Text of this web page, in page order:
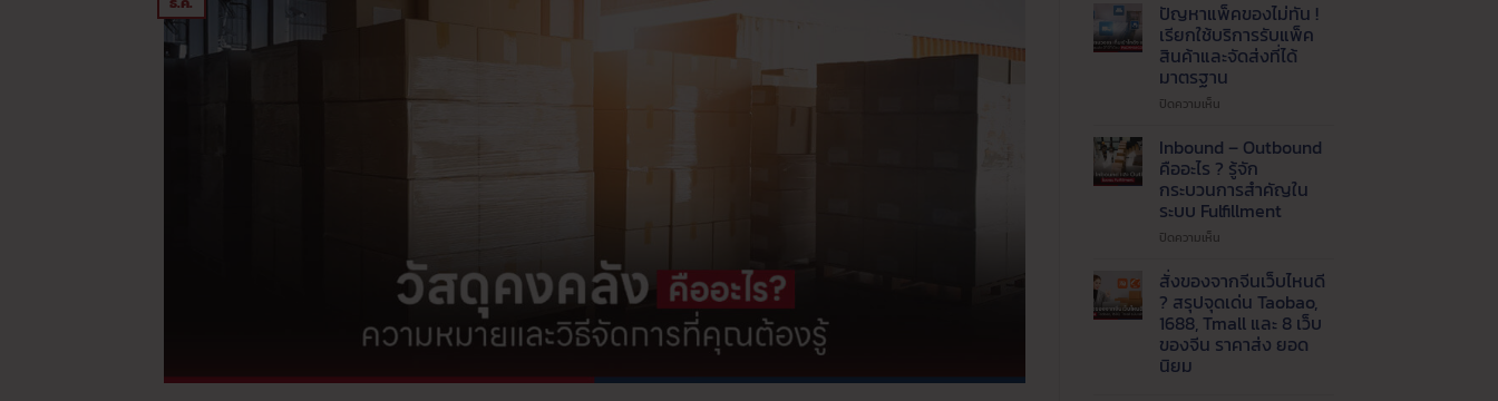
ปัญหาแพ็คของไม่ทัน !
เรียกใช้บริการรับแพ็ค
สินค้าและจัดส่งที่ได้
มาตรฐาน
ปิดความเห็นบน
แพ็ค
ของ
ไม่ทัน
!
เรียก
ใช้
แพ็ค
สินค้า
และ
จัด
Inbound – Outbound
คืออะไร ? รู้จัก
กระบวนการสำคัญใน
ระบบ Fulfillment
ปิดความเห็นบน
–
Outbound
คือ
อะไร
?
สั่งของจากจีนเว็บไหนดี
? สรุปจุดเด่น Taobao,
1688, Tmall และ 8 เว็บ
ของจีน ราคาส่ง ยอด
นิยม